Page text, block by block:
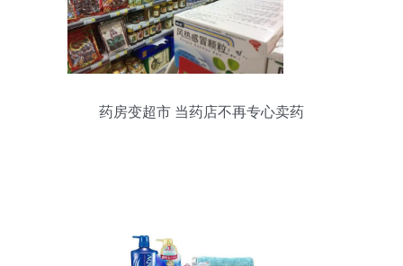
药房变超市 当药店不再专心卖药